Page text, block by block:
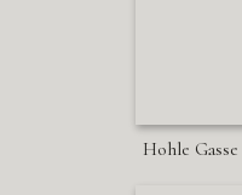
Hohle